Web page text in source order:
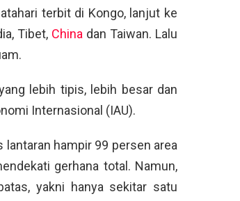
terbit di Kongo, lanjut ke
Tibet, China dan Taiwan. Lalu
lebih tipis, lebih besar dan
Internasional (IAU).
hampir 99 persen area
gerhana total. Namun,
yakni hanya sekitar satu